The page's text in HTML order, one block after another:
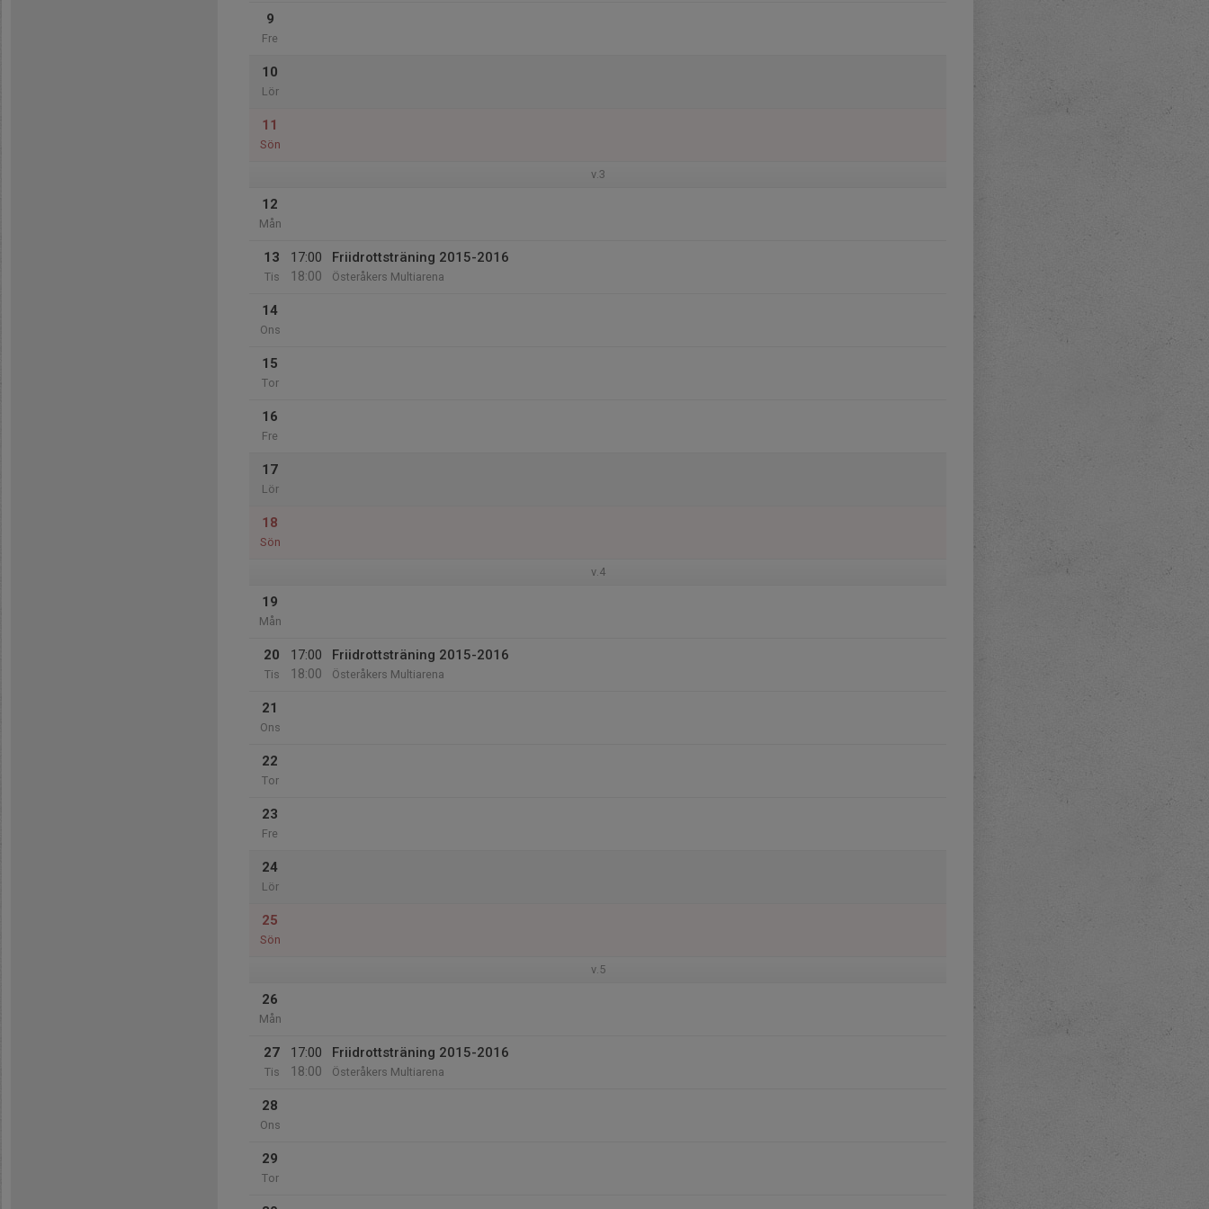
9
Fre
10
Lör
11
Sön
v.3
12
Mån
13
Tis
17:00
18:00
Friidrottsträning 2015-2016
Österåkers Multiarena
14
Ons
15
Tor
16
Fre
17
Lör
18
Sön
v.4
19
Mån
20
Tis
17:00
18:00
Friidrottsträning 2015-2016
Österåkers Multiarena
21
Ons
22
Tor
23
Fre
24
Lör
25
Sön
v.5
26
Mån
27
Tis
17:00
18:00
Friidrottsträning 2015-2016
Österåkers Multiarena
28
Ons
29
Tor